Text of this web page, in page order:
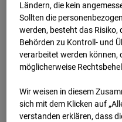
Ländern, die kein
Sollten die
werden, besteht das Risiko,
Behörden zu Kontroll- und
verarbeitet werden können,
möglicherweise
Wir weisen in diesem
sich mit dem Klicken auf
ver­standen erklären, dass